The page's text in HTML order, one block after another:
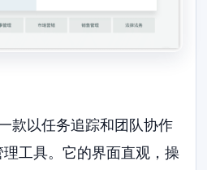
款以任务追踪和团队协作
工具。它的界面直观，操